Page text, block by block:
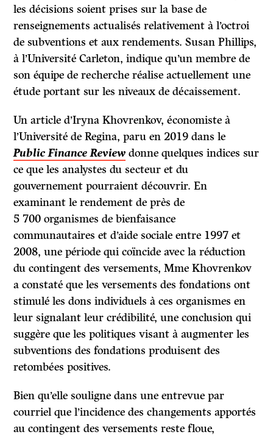
les décisions soient prises sur la base de
renseignements actualisés relativement à l’octroi
de subventions et aux rendements. Susan Phillips,
à l’Université Carleton, indique qu’un membre de
son équipe de recherche réalise actuellement une
étude portant sur les niveaux de décaissement.
Un article d’Iryna Khovrenkov, économiste à
l’Université de Regina, paru en 2019 dans le
Public Finance Review donne quelques indices sur
ce que les analystes du secteur et du
gouvernement pourraient découvrir. En
examinant le rendement de près de
5 700 organismes de bienfaisance
communautaires et d’aide sociale entre 1997 et
2008, une période qui coïncide avec la réduction
du contingent des versements, Mme Khovrenkov
a constaté que les versements des fondations ont
stimulé les dons individuels à ces organismes en
leur signalant leur crédibilité, une conclusion qui
suggère que les politiques visant à augmenter les
subventions des fondations produisent des
retombées positives.
Bien qu’elle souligne dans une entrevue par
courriel que l’incidence des changements apportés
au contingent des versements reste floue,